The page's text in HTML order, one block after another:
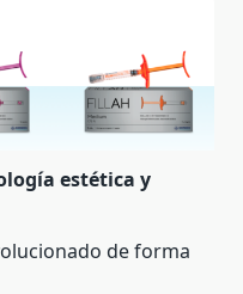
estética y
de forma